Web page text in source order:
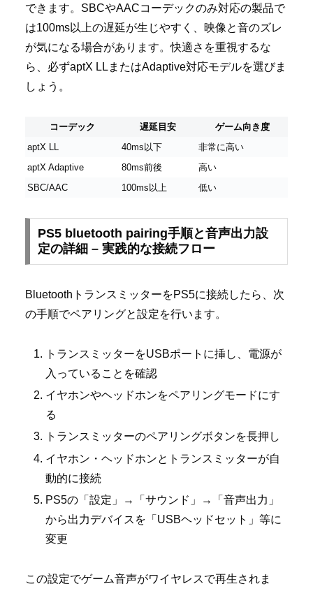
できます。SBCやAACコーデックのみ対応の製品で
は100ms以上の遅延が生じやすく、映像と音のズレ
が気になる場合があります。快適さを重視するな
ら、必ずaptX LLまたはAdaptive対応モデルを選びま
しょう。
コーデック 遅延目安
ゲーム向き度
aptX LL
40ms以下
非常に高い
aptX Adaptive
80ms前後
高い
SBC/AAC
100ms以上 低い
PS5 bluetooth pairing手順と音声出力設
定の詳細 – 実践的な接続フロー
BluetoothトランスミッターをPS5に接続したら、次
の手順でペアリングと設定を行います。
トランスミッターをUSBポートに挿し、電源が
入っていることを確認
イヤホンやヘッドホンをペアリングモードにす
る
トランスミッターのペアリングボタンを長押し
イヤホン・ヘッドホンとトランスミッターが自
動的に接続
PS5の「設定」→「サウンド」→「音声出力」
から出力デバイスを「USBヘッドセット」等に
変更
この設定でゲーム音声がワイヤレスで再生されま